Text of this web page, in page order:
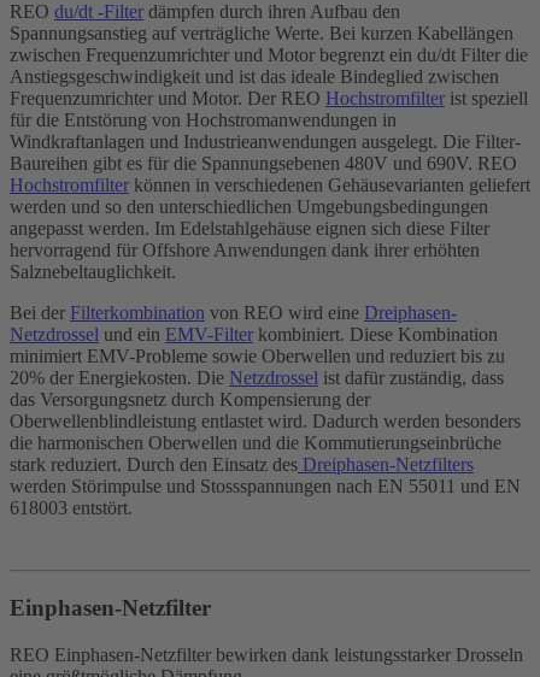
REO du/dt -Filter dämpfen durch ihren Aufbau den
Spannungsanstieg auf verträgliche Werte. Bei kurzen Kabellängen
zwischen Frequenzumrichter und Motor begrenzt ein du/dt Filter die
Anstiegsgeschwindigkeit und ist das ideale Bindeglied zwischen
Frequenzumrichter und Motor. Der REO Hochstromfilter ist speziell
für die Entstörung von Hochstromanwendungen in
Windkraftanlagen und Industrieanwendungen ausgelegt. Die Filter-
Baureihen gibt es für die Spannungsebenen 480V und 690V. REO
Hochstromfilter können in verschiedenen Gehäusevarianten geliefert
werden und so den unterschiedlichen Umgebungsbedingungen
angepasst werden. Im Edelstahlgehäuse eignen sich diese Filter
hervorragend für Offshore Anwendungen dank ihrer erhöhten
Salznebeltauglichkeit.
Bei der Filterkombination von REO wird eine Dreiphasen-
Netzdrossel und ein EMV-Filter kombiniert. Diese Kombination
minimiert EMV-Probleme sowie Oberwellen und reduziert bis zu
20% der Energiekosten. Die Netzdrossel ist dafür zuständig, dass
das Versorgungsnetz durch Kompensierung der
Oberwellenblindleistung entlastet wird. Dadurch werden besonders
die harmonischen Oberwellen und die Kommutierungseinbrüche
stark reduziert. Durch den Einsatz des Dreiphasen-Netzfilters
werden Störimpulse und Stossspannungen nach EN 55011 und EN
618003 entstört.
Einphasen-Netzfilter
REO Einphasen-Netzfilter bewirken dank leistungsstarker Drosseln